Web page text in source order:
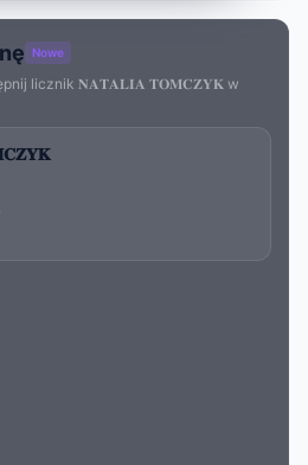
Nowe
licznik 𝐍𝐀𝐓𝐀𝐋𝐈𝐀 𝐓𝐎𝐌𝐂𝐙𝐘𝐊 w